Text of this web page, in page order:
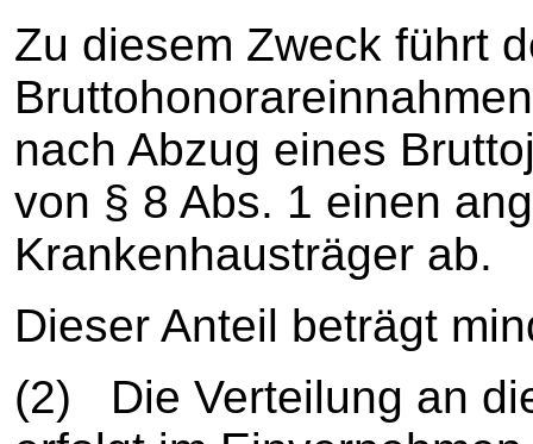
Zu diesem Zweck führt
nach Abzug eines
von § 8 Abs. 1 einen
Krankenhausträger ab.
Dieser Anteil beträgt
(2) Die Verteilung an